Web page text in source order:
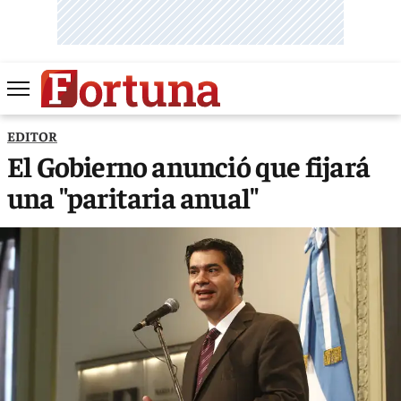
EDITOR
El Gobierno anunció que fijará
una "paritaria anual"